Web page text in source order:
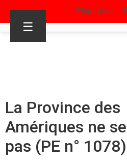
S’identifier
☰
La Province des
Amériques ne
pas (PE n° 1078)